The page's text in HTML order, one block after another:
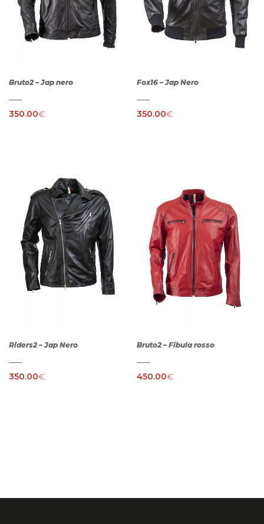
Bruto2 – Jap nero
350.00€
Fox16 – Jap Nero
350.00€
Riders2 – Jap Nero
350.00€
Bruto2 – Fibula rosso
450.00€